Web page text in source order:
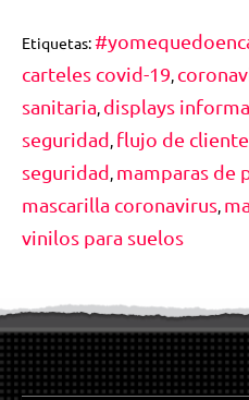
Etiquetas:
carteles covid-19,
sanitaria, displays
seguridad, flujo de
seguridad, mamparas de
mascarilla coronavirus,
vinilos para suelos